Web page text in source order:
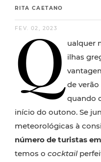
RITA CAETANO
FEV. 02, 2023
Q
ualquer
ilhas
de
quando
início do outono. Se
meteorológicas à
número de turistas
temos o cocktail